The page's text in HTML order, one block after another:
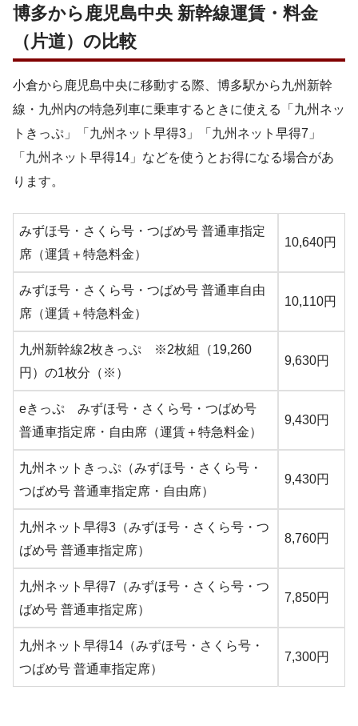
博多から鹿児島中央 新幹線運賃・料金
（片道）の比較
小倉から鹿児島中央に移動する際、博多駅から九州新幹
線・九州内の特急列車に乗車するときに使える「九州ネッ
トきっぷ」「九州ネット早得3」「九州ネット早得7」
「九州ネット早得14」などを使うとお得になる場合があ
ります。
みずほ号・さくら号・つばめ号 普通車指定
席（運賃＋特急料金）
10,640円
みずほ号・さくら号・つばめ号 普通車自由
席（運賃＋特急料金）
10,110円
九州新幹線2枚きっぷ ※2枚組（19,260
円）の1枚分（※）
9,630円
eきっぷ みずほ号・さくら号・つばめ号
普通車指定席・自由席（運賃＋特急料金）
9,430円
九州ネットきっぷ（みずほ号・さくら号・
つばめ号 普通車指定席・自由席）
9,430円
九州ネット早得3（みずほ号・さくら号・つ
ばめ号 普通車指定席）
8,760円
九州ネット早得7（みずほ号・さくら号・つ
ばめ号 普通車指定席）
7,850円
九州ネット早得14（みずほ号・さくら号・
つばめ号 普通車指定席）
7,300円